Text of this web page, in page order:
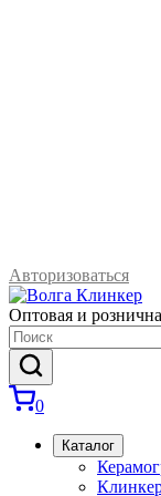
Авторизоваться
Оптовая и
0
Каталог